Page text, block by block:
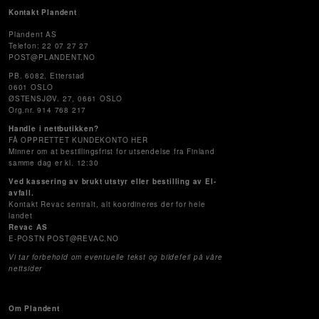
Kontakt Plandent
Plandent AS
Telefon: 22 07 27 27
POST@PLANDENT.NO
PB. 6082, Etterstad
0601 OSLO
ØSTENSJØV. 27, 0661 OSLO
Org.nr. 914 768 217
Handle i nettbutikken?
FÅ OPPRETTET KUNDEKONTO HER
Minner om at bestillingsfrist for utsendelse fra Finland
samme dag er kl. 12:30
Ved kassering av brukt utstyr eller bestilling av El-
avfall.
Kontakt Revac sentralt, alt koordineres der for hele
landet
Revac AS
E-POSTN POST@REVAC.NO
Vi tar forbehold om eventuelle tekst og bildefeil på våre
nettsider
Om Plandent